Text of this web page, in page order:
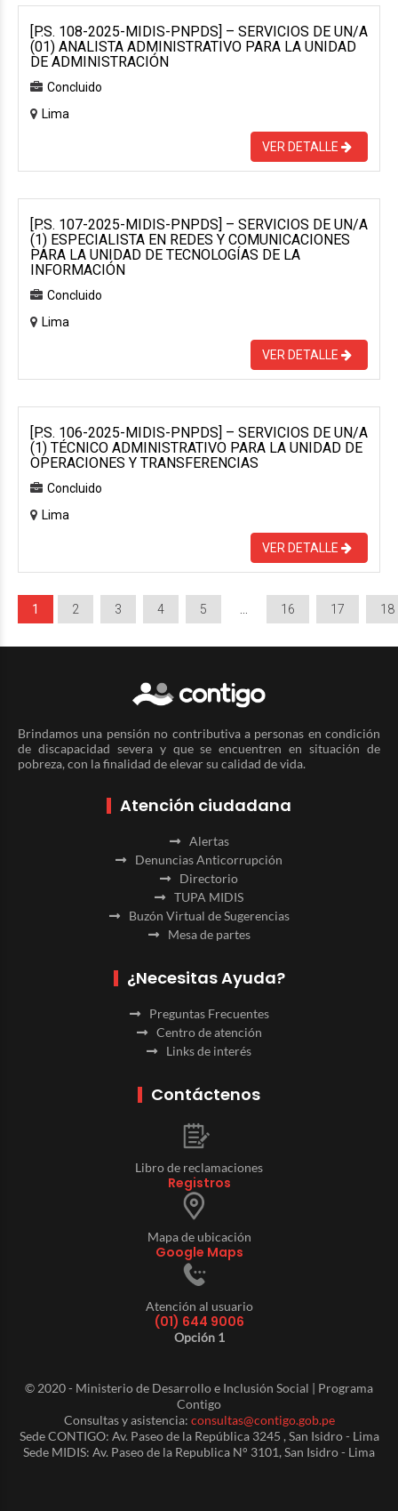
[P.S. 108-2025-MIDIS-PNPDS] – SERVICIOS DE UN/A
(01) ANALISTA ADMINISTRATIVO PARA LA UNIDAD
DE ADMINISTRACIÓN
Concluido
Lima
VER DETALLE
[P.S. 107-2025-MIDIS-PNPDS] – SERVICIOS DE UN/A
(1) ESPECIALISTA EN REDES Y COMUNICACIONES
PARA LA UNIDAD DE TECNOLOGÍAS DE LA
INFORMACIÓN
Concluido
Lima
VER DETALLE
[P.S. 106-2025-MIDIS-PNPDS] – SERVICIOS DE UN/A
(1) TÉCNICO ADMINISTRATIVO PARA LA UNIDAD DE
OPERACIONES Y TRANSFERENCIAS
Concluido
Lima
VER DETALLE
1 2 3 4 5 16 17 18
Brindamos una pensión no contributiva a personas en condición
de discapacidad severa y que se encuentren en situación de
pobreza, con la finalidad de elevar su calidad de vida.
Atención ciudadana
Alertas
Denuncias Anticorrupción
Directorio
TUPA MIDIS
Buzón Virtual de Sugerencias
Mesa de partes
¿Necesitas Ayuda?
Preguntas Frecuentes
Centro de atención
Links de interés
Contáctenos
Libro de reclamaciones
Registros
Mapa de ubicación
Google Maps
Atención al usuario
(01) 644 9006
Opción 1
© 2020 - Ministerio de Desarrollo e Inclusión Social | Programa
Contigo
Consultas y asistencia: consultas@contigo.gob.pe
Sede CONTIGO: Av. Paseo de la República 3245 , San Isidro - Lima
Sede MIDIS: Av. Paseo de la Republica N° 3101, San Isidro - Lima